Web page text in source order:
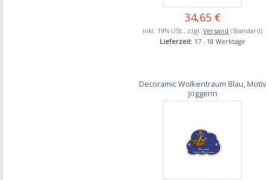
34,65 €
inkl. 19% USt., zzgl.Versand (Standard)
Lieferzeit: 17 - 18 Werktage
Decoramic Wolkentraum Blau, Motiv
Joggerin